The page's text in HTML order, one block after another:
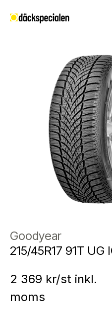
Goodyear
215/45R17 91T UG
2 369 kr/st inkl.
moms